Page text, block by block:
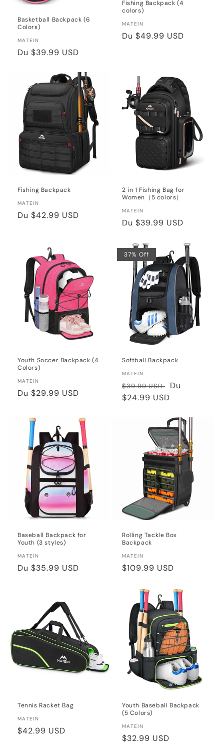
Basketball Backpack (6
Colors)
Distributeur :
MATEIN
Prix
Du $39.99 USD
Fishing Backpack (4
colors)
Distributeur :
MATEIN
Prix
Du $49.99 USD
Fishing Backpack
Distributeur :
MATEIN
Prix
Du $42.99 USD
2 in 1 Fishing Bag for
Women（5 colors）
Distributeur :
MATEIN
Prix
Du $39.99 USD
Youth Soccer Backpack (4
Colors)
Distributeur :
MATEIN
Prix
Du $29.99 USD
37% Off
Softball Backpack
Distributeur :
MATEIN
Prix
habituel
$39.99 USD
Prix
Du
$24.99 USD
Baseball Backpack for
Youth (3 styles)
Distributeur :
MATEIN
Prix
Du $35.99 USD
Rolling Tackle Box
Backpack
Distributeur :
MATEIN
Prix
$109.99 USD
Tennis Racket Bag
Distributeur :
MATEIN
Prix
$42.99 USD
Youth Baseball Backpack
(5 Colors)
Distributeur :
MATEIN
Prix
$32.99 USD